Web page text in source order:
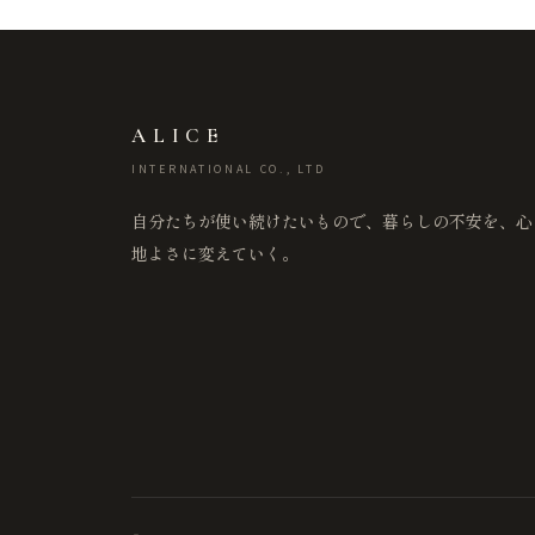
ALICE
INTERNATIONAL CO., LTD
自分たちが使い続けたいもので、暮らしの不安を、心
地よさに変えていく。